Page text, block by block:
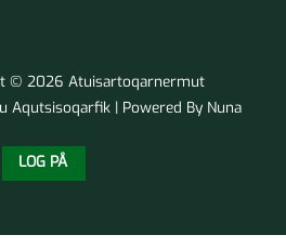
© 2026 Atuisartoqarnermut
Aqutsisoqarfik | Powered By Nuna
LOG PÅ